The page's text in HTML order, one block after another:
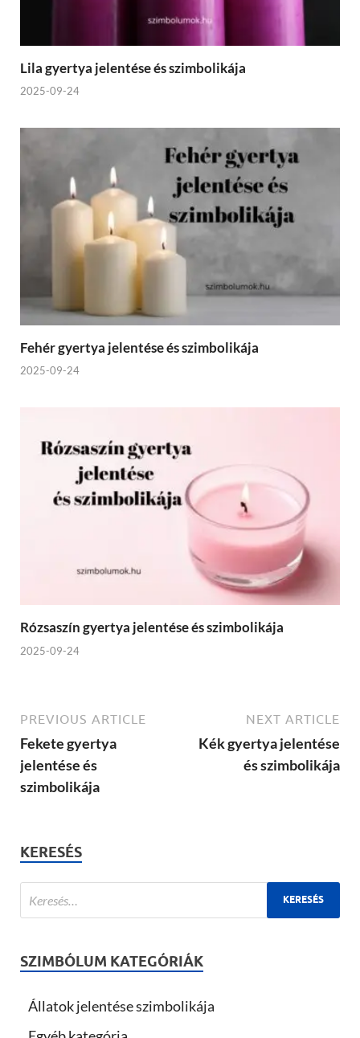
Lila gyertya jelentése és szimbolikája
2025-09-24
Fehér gyertya jelentése és szimbolikája
2025-09-24
Rózsaszín gyertya jelentése és szimbolikája
2025-09-24
PREVIOUS ARTICLE
Fekete gyertya
jelentése és
szimbolikája
NEXT ARTICLE
Kék gyertya jelentése
és szimbolikája
KERESÉS
SZIMBÓLUM KATEGÓRIÁK
Állatok jelentése szimbolikája